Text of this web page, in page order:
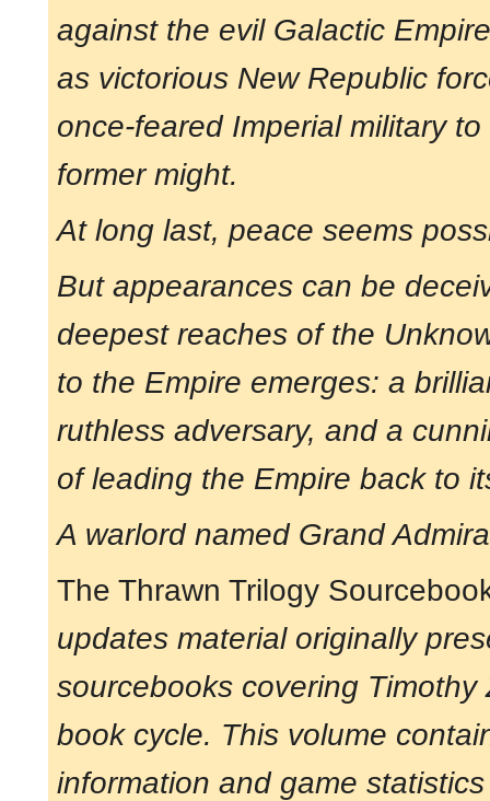
against the evil Galactic
as victorious New Republic
once-feared Imperial military
former might.
At long last, peace seems
But appearances can be
deepest reaches of the
to the Empire emerges: a
ruthless adversary, and a
of leading the Empire back to
A warlord named Grand
The Thrawn Trilogy
updates material originally
sourcebooks covering Timothy
book cycle. This volume
information and game